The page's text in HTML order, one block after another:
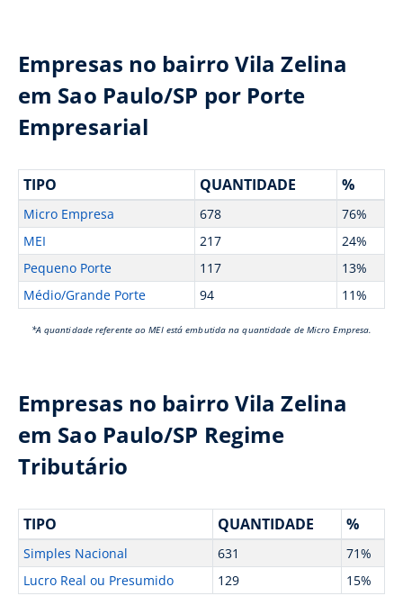
Empresas no bairro Vila Zelina
em Sao Paulo/SP por Porte
Empresarial
TIPO QUANTIDADE %
Micro Empresa 678
76%
MEI
217
24%
Pequeno Porte
117
13%
Médio/Grande Porte
94 11%
*A quantidade referente ao MEI está embutida na quantidade de Micro Empresa.
Empresas no bairro Vila Zelina
em Sao Paulo/SP Regime
Tributário
TIPO QUANTIDADE %
Simples Nacional 631
71%
Lucro Real ou Presumido
129 15%